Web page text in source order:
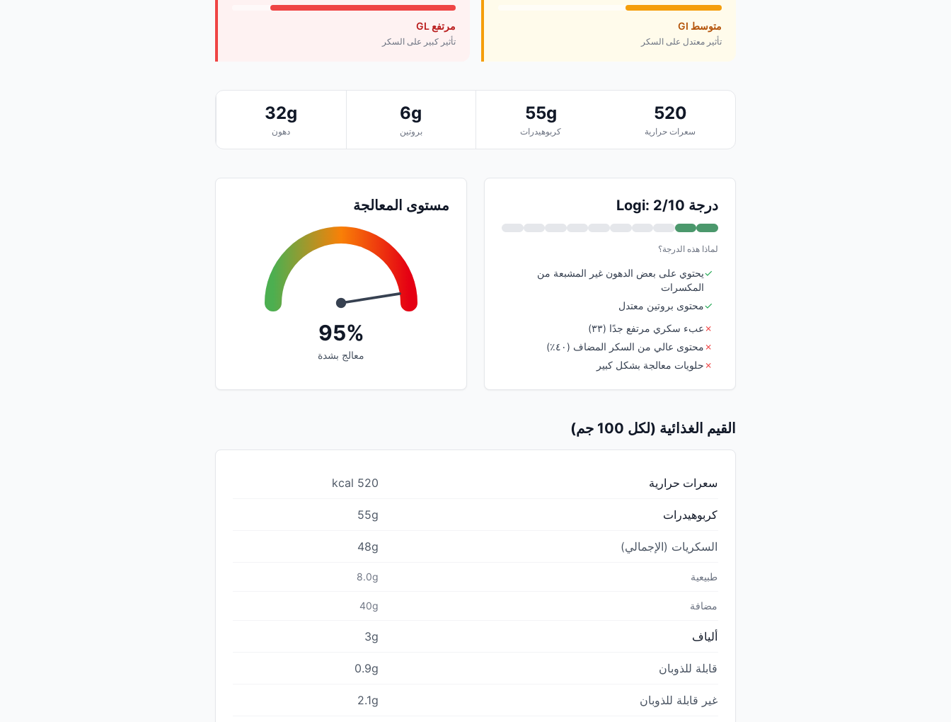
متوسط GI
تأثير معتدل على السكر
مرتفع GL
تأثير كبير على السكر
520
سعرات حرارية
55g
كربوهيدرات
6g
بروتين
32g
دهون
درجة Logi: 2/10
لماذا هذه الدرجة؟
✓يحتوي على بعض الدهون غير المشبعة من
المكسرات
✓محتوى بروتين معتدل
✗ عبء سكري مرتفع جدًا (٣٣)
✗ محتوى عالي من السكر المضاف (٤٠٪)
✗ حلويات معالجة بشكل كبير
مستوى المعالجة
95%
معالج بشدة
القيم الغذائية (لكل 100 جم)
سعرات حرارية 520 kcal
كربوهيدرات 55g
السكريات (الإجمالي) 48g
طبيعية 8.0g
مضافة 40g
ألياف 3g
قابلة للذوبان 0.9g
غير قابلة للذوبان 2.1g